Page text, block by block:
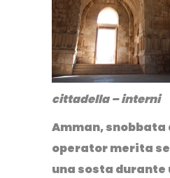
cittadella – interni
Amman, snobbata
operator merita
una sosta durante